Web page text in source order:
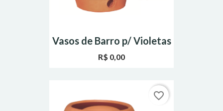
Vasos de Barro p/ Violetas
R$ 0,00
favorite_border